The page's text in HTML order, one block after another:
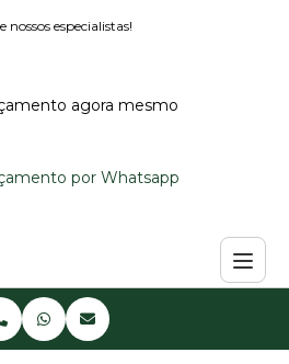
especialistas!
agora mesmo
por Whatsapp